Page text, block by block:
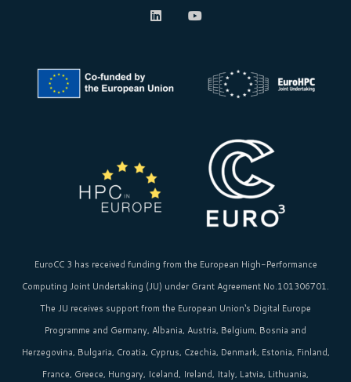
EuroCC 3 has received funding from the European High-Performance
Computing Joint Undertaking (JU) under Grant Agreement No.101306701.
The JU receives support from the European Union‘s Digital Europe
Programme and Germany, Albania, Austria, Belgium, Bosnia and
Herzegovina, Bulgaria, Croatia, Cyprus, Czechia, Denmark, Estonia, Finland,
France, Greece, Hungary, Iceland, Ireland, Italy, Latvia, Lithuania,